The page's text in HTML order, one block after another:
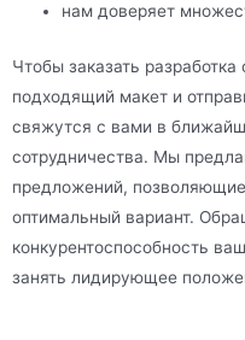
нам доверяет
Чтобы заказать
подходящий макет и
свяжутся с вами в
сотрудничества. Мы
предложений,
оптимальный вариант.
конкурентоспособность
занять лидирующее